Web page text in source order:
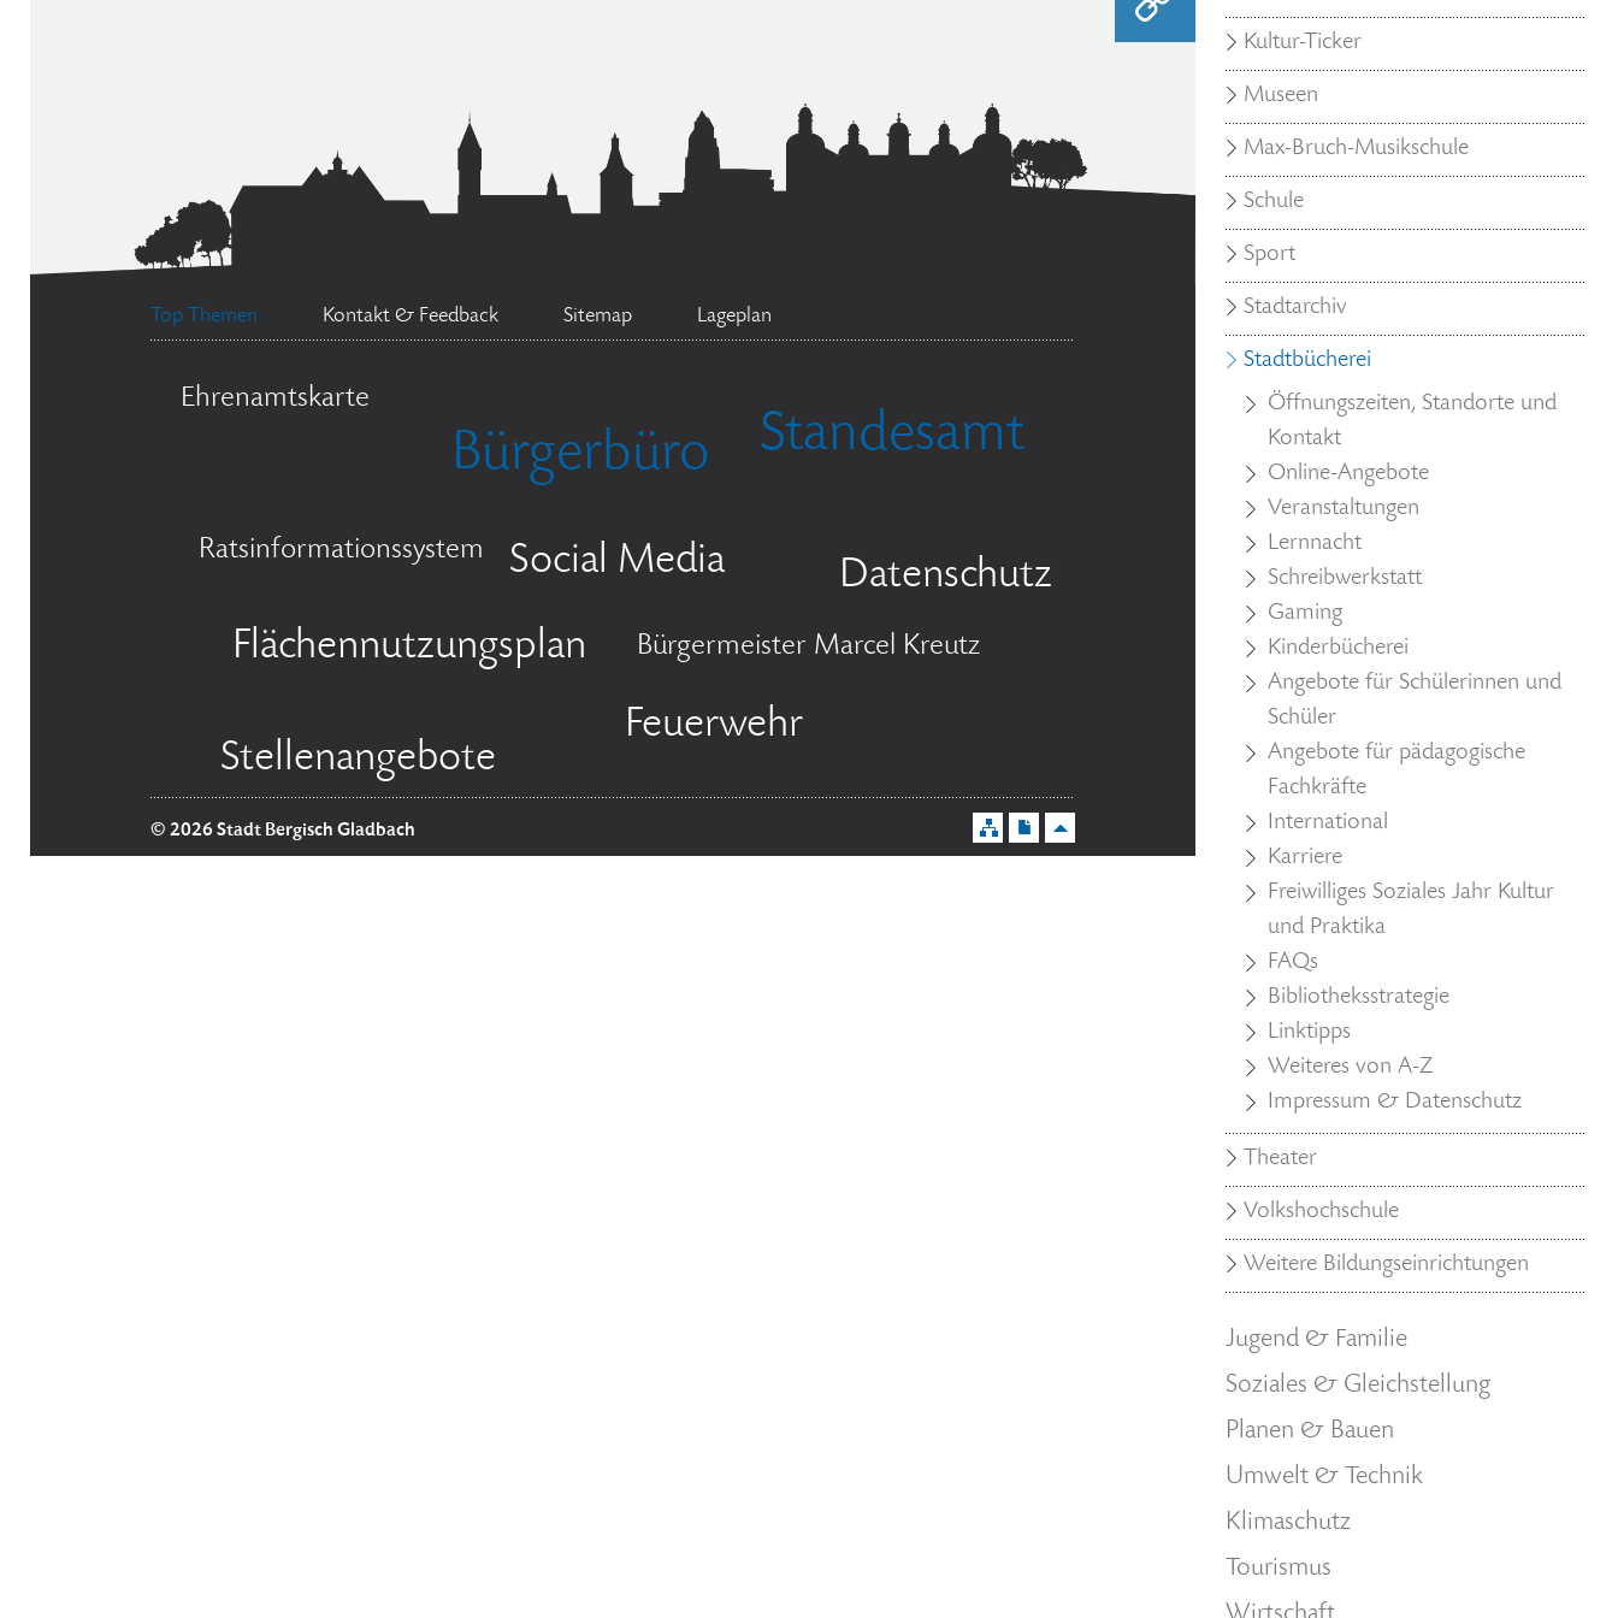
Top Themen Kontakt & Feedback Sitemap Lageplan
Ehrenamtskarte
Bürgerbüro Standesamt
Ratsinformationssystem Social Media
Datenschutz
Flächennutzungsplan
Bürgermeister Marcel Kreutz
Stellenangebote
Feuerwehr
© 2026 Stadt Bergisch Gladbach
Kultur-Ticker
Museen
Max-Bruch-Musikschule
Schule
Sport
Stadtarchiv
Stadtbücherei
Öffnungszeiten, Standorte und
Kontakt
Online-Angebote
Veranstaltungen
Lernnacht
Schreibwerkstatt
Gaming
Kinderbücherei
Angebote für Schülerinnen und
Schüler
Angebote für pädagogische
Fachkräfte
International
Karriere
Freiwilliges Soziales Jahr Kultur
und Praktika
FAQs
Bibliotheksstrategie
Linktipps
Weiteres von A-Z
Impressum & Datenschutz
Theater
Volkshochschule
Weitere Bildungseinrichtungen
Jugend & Familie
Soziales & Gleichstellung
Planen & Bauen
Umwelt & Technik
Klimaschutz
Tourismus